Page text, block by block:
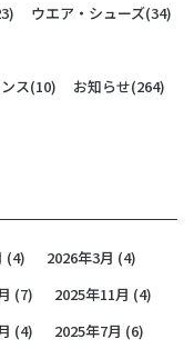
ウエア・シューズ(34)
ス(10) お知らせ(264)
(4) 2026年3月 (4)
(7) 2025年11月 (4)
(4) 2025年7月 (6)